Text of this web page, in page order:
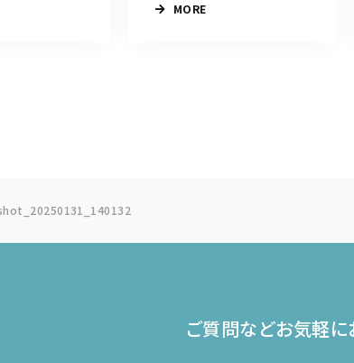
MORE
ご質問などお気軽に